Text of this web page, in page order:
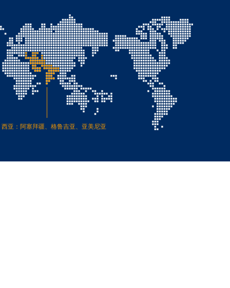
西亚：阿塞拜疆、格鲁吉亚、亚美尼亚